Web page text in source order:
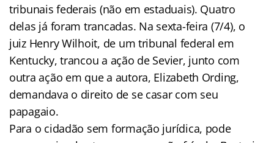
tribunais federais (não em estaduais). Quatro
delas já foram trancadas. Na sexta-feira (7/4), o
juiz Henry Wilhoit, de um tribunal federal em
Kentucky, trancou a ação de Sevier, junto com
outra ação em que a autora, Elizabeth Ording,
demandava o direito de se casar com seu
papagaio.
Para o cidadão sem formação jurídica, pode